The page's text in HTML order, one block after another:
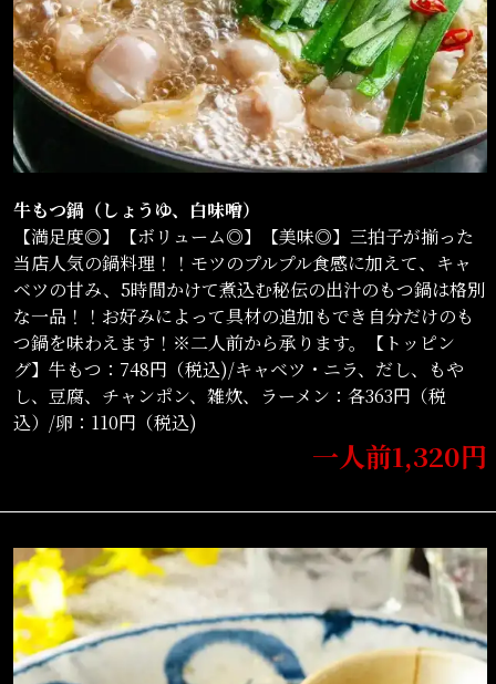
牛もつ鍋（しょうゆ、白味噌）
【満足度◎】【ボリューム◎】【美味◎】三拍子が揃った
当店人気の鍋料理！！モツのプルプル食感に加えて、キャ
ベツの甘み、5時間かけて煮込む秘伝の出汁のもつ鍋は格別
な一品！！お好みによって具材の追加もでき自分だけのも
つ鍋を味わえます！※二人前から承ります。【トッピン
グ】牛もつ：748円（税込)/キャベツ・ニラ、だし、もや
し、豆腐、チャンポン、雑炊、ラーメン：各363円（税
込）/卵：110円（税込)
一人前1,320円